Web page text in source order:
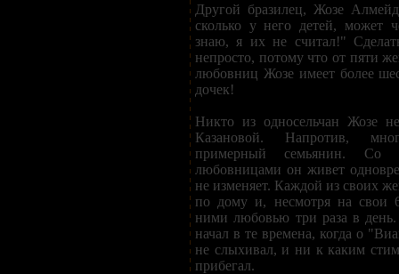
Другой бразилец, Жозе
сколько у него детей, может
знаю, я их не считал!"
непросто, потому что от пяти
любовниц Жозе имеет более
дочек!
Никто из односельчан Жозе
Казановой. Напротив,
примерный семьянин.
любовницами он живет
не изменяет. Каждой из своих
по дому и, несмотря на свои
ними любовью три раза в
начал в те времена, когда о
не слыхивал, и ни к каким
прибегал.